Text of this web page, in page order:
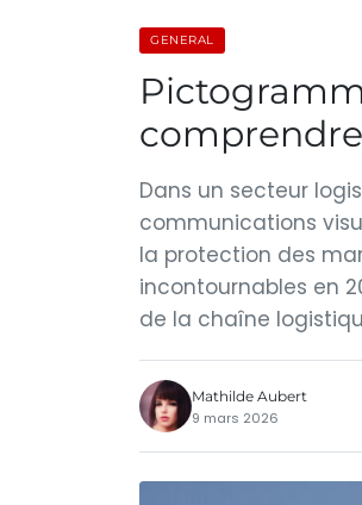
GENERAL
Dans un secteur
communications
la protection des
incontournables en
de la chaîne
Mathilde Aubert
9 mars 2026